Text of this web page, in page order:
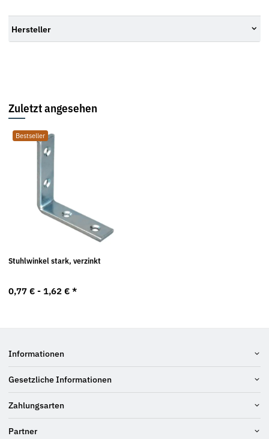
Hersteller
Zuletzt angesehen
Bestseller
Stuhlwinkel stark, verzinkt
0,77 € - 1,62 € *
Informationen
Gesetzliche Informationen
Zahlungsarten
Partner